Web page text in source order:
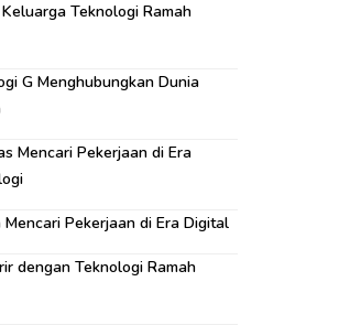
Teknologi Ramah
G Menghubungkan Dunia
Mencari Pekerjaan di Era
Mencari Pekerjaan di Era Digital
dengan Teknologi Ramah